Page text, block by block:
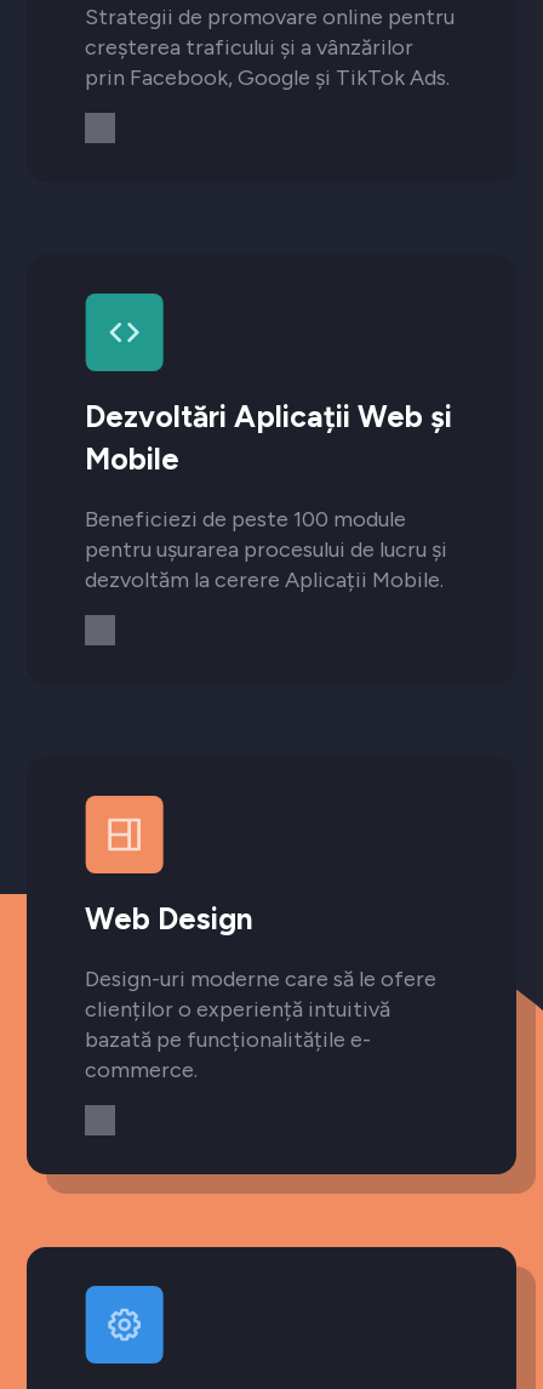
Strategii de promovare online pentru
creșterea traficului și a vânzărilor
prin Facebook, Google și TikTok Ads.
Dezvoltări Aplicații Web și
Mobile
Beneficiezi de peste 100 module
pentru ușurarea procesului de lucru și
dezvoltăm la cerere Aplicații Mobile.
Web Design
Design-uri moderne care să le ofere
clienților o experiență intuitivă
bazată pe funcționalitățile e-
commerce.